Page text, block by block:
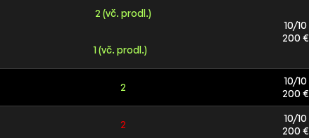
2 (vč. prodl.)
10/10
200 €
1 (vč. prodl.)
2
10/10
200 €
2
10/10
200 €